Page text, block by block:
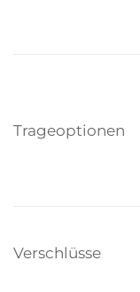
Trageoptionen
Verschlüsse